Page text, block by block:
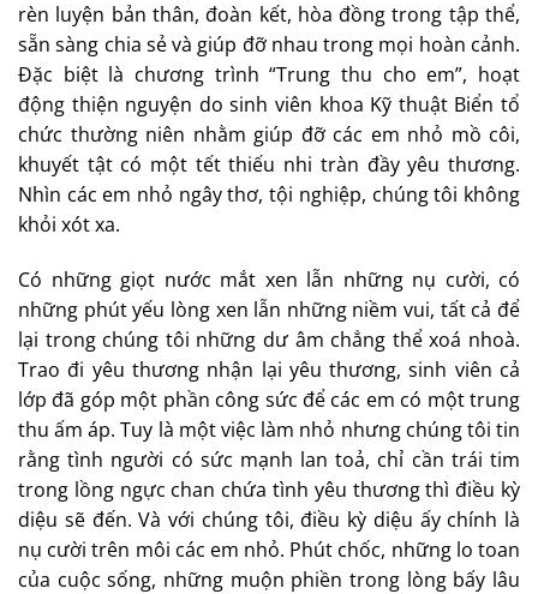
rèn luyện bản thân, đoàn kết, hòa đồng trong tập thể,
sẵn sàng chia sẻ và giúp đỡ nhau trong mọi hoàn cảnh.
Đặc biệt là chương trình “Trung thu cho em”, hoạt
động thiện nguyện do sinh viên khoa Kỹ thuật Biển tổ
chức thường niên nhằm giúp đỡ các em nhỏ mồ côi,
khuyết tật có một tết thiếu nhi tràn đầy yêu thương.
Nhìn các em nhỏ ngây thơ, tội nghiệp, chúng tôi không
khỏi xót xa.
Có những giọt nước mắt xen lẫn những nụ cười, có
những phút yếu lòng xen lẫn những niềm vui, tất cả để
lại trong chúng tôi những dư âm chẳng thể xoá nhoà.
Trao đi yêu thương nhận lại yêu thương, sinh viên cả
lớp đã góp một phần công sức để các em có một trung
thu ấm áp. Tuy là một việc làm nhỏ nhưng chúng tôi tin
rằng tình người có sức mạnh lan toả, chỉ cần trái tim
trong lồng ngực chan chứa tình yêu thương thì điều kỳ
diệu sẽ đến. Và với chúng tôi, điều kỳ diệu ấy chính là
nụ cười trên môi các em nhỏ. Phút chốc, những lo toan
của cuộc sống, những muộn phiền trong lòng bấy lâu